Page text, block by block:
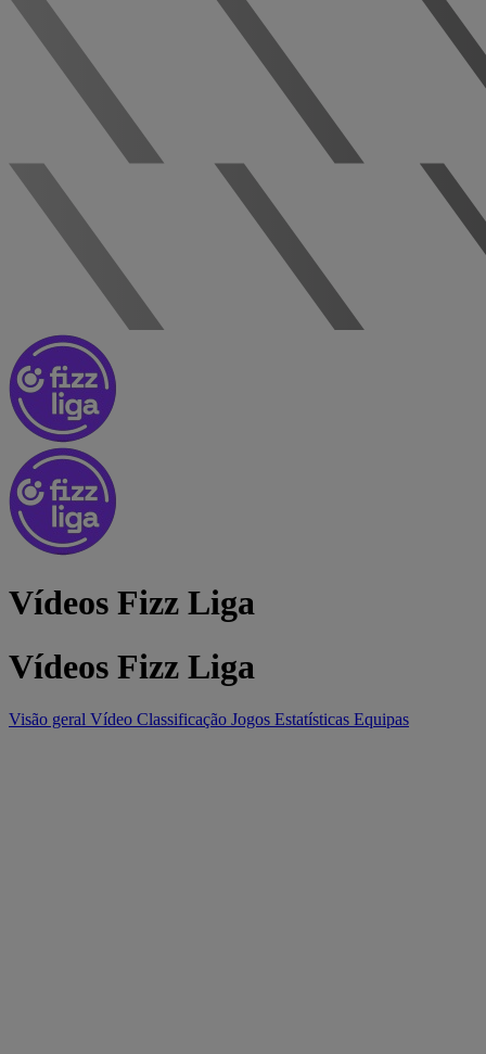
Vídeos Fizz Liga
Vídeos Fizz Liga
Visão geral Vídeo Classificação Jogos Estatísticas Equipas